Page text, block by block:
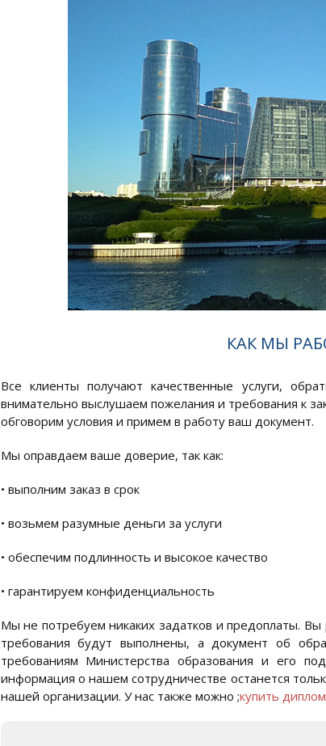
КАК МЫ
Все клиенты получают качественные услуги,
внимательно выслушаем пожелания и требования к
обговорим условия и примем в работу ваш документ.
Мы оправдаем ваше доверие, так как:
• выполним заказ в срок
• возьмем разумные деньги за услуги
• обеспечим подлинность и высокое качество
• гарантируем конфиденциальность
Мы не потребуем никаких задатков и предоплаты.
требования будут выполнены, а документ об
требованиям Министерства образования и его
информация о нашем сотрудничестве останется
нашей организации. У нас также можно ;купить